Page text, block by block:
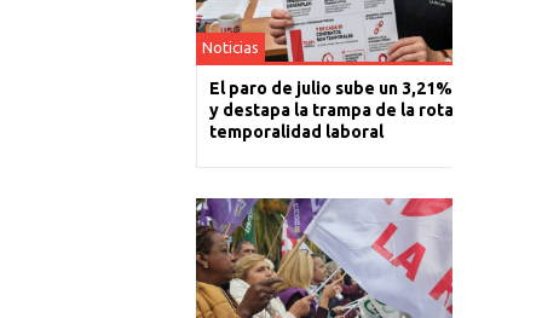
Noticias
El paro de julio sube un 3,21% en La
y destapa la trampa de la rotación y la
temporalidad laboral